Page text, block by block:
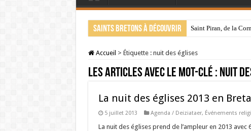
Saints bretons à découvrir Saint Piran, de la
Accueil > Étiquette : nuit des églises
Les articles avec le mot-clé : nuit
La nuit des églises 2013 en
5 juillet 2013 Agenda / Deiziataer, Événements
La nuit des églises prend de l’ampleur en 2013